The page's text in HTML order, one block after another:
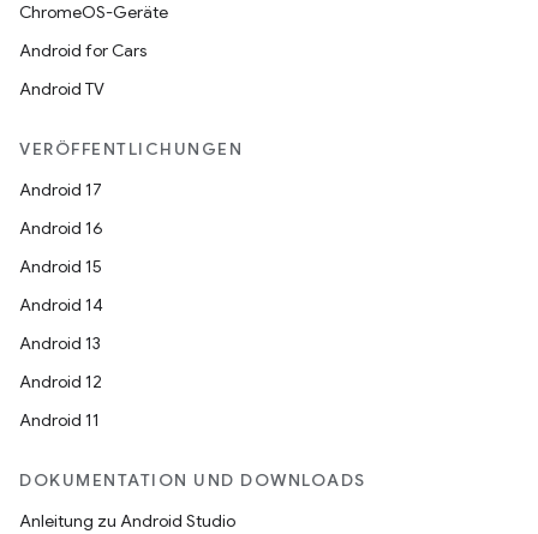
ChromeOS-Geräte
Android for Cars
Android TV
VERÖFFENTLICHUNGEN
Android 17
Android 16
Android 15
Android 14
Android 13
Android 12
Android 11
DOKUMENTATION UND DOWNLOADS
Anleitung zu Android Studio